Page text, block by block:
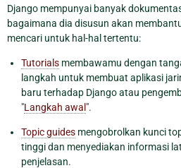
Django mempunyai banyak
bagaimana dia disusun akan
mencari untuk hal-hal tertentu:
Tutorials membawamu dengan
langkah untuk membuat aplikasi
baru terhadap Django atau
"Langkah awal ".
Topic guides mengobrolkan kunci
tinggi dan menyediakan informasi
penjelasan.